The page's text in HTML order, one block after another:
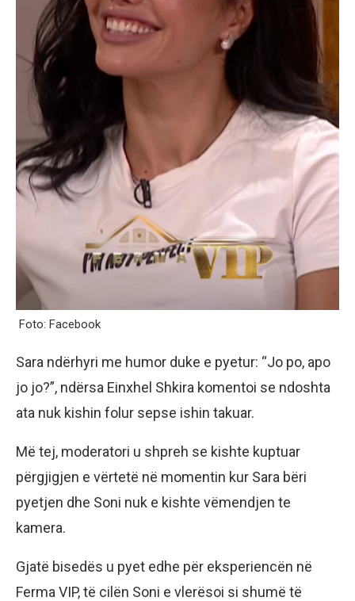
Foto: Facebook
Sara ndërhyri me humor duke e pyetur: “Jo po, apo
jo jo?”, ndërsa Einxhel Shkira komentoi se ndoshta
ata nuk kishin folur sepse ishin takuar.
Më tej, moderatori u shpreh se kishte kuptuar
përgjigjen e vërtetë në momentin kur Sara bëri
pyetjen dhe Soni nuk e kishte vëmendjen te
kamera.
Gjatë bisedës u pyet edhe për eksperiencën në
Ferma VIP, të cilën Soni e vlerësoi si shumë të